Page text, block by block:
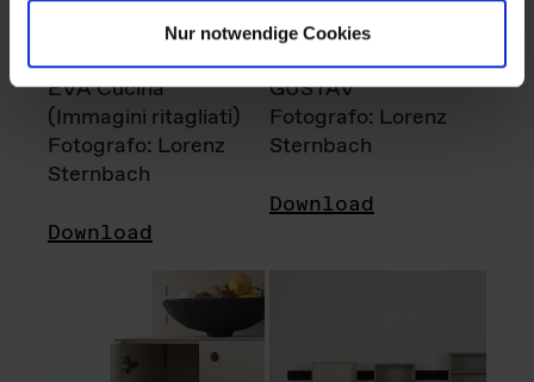
Nur notwendige Cookies
EVA Cucina
(Immagini ritagliati)
Fotografo: Lorenz
Sternbach
Download
GUSTAV
Fotografo: Lorenz
Sternbach
Download